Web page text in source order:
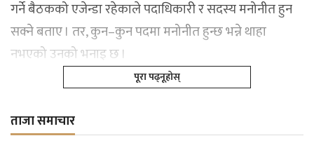
गर्ने बैठकको एजेन्डा रहेकाले पदाधिकारी र सदस्य मनोनीत हुन
सक्ने बताए । तर, कुन–कुन पदमा मनोनीत हुन्छ भन्ने थाहा
नभएको उनको भनाइ छ ।
पूरा पढ्नूहोस्
ताजा समाचार